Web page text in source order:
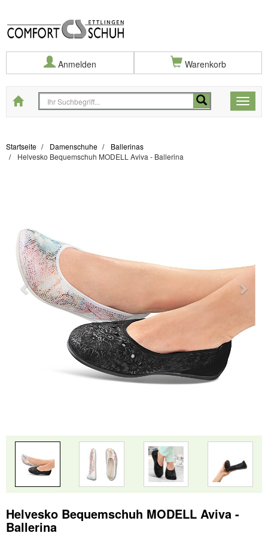
Anmelden Warenkorb
Toggle
Startseite
Startseite Damenschuhe
Ballerinas
Helvesko Bequemschuh MODELL Aviva - Ballerina
Helvesko Bequemschuh MODELL Aviva -
Ballerina